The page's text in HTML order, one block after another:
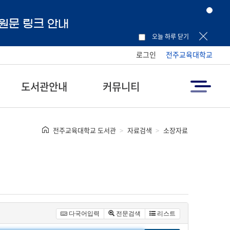
문 링크 안내
오늘 하루 닫기
로그인 전주교육대학교
도서관안내 커뮤니티
전주교육대학교 도서관 자료검색 소장자료
다국어입력 전문검색 리스트